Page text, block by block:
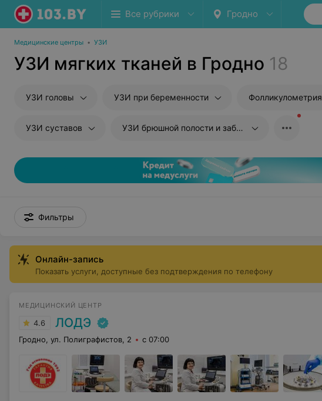
Все рубрики Гродно
Медицинские центры • УЗИ
УЗИ мягких тканей в Гродно 18
УЗИ головы УЗИ при беременности Фолликулометрия
УЗИ суставов УЗИ брюшной полости и забрюшиного пространства
Фильтры
Онлайн-запись
Показать услуги, доступные без подтверждения по телефону
МЕДИЦИНСКИЙ ЦЕНТР
4.6 ЛОДЭ
Гродно, ул. Полиграфистов, 2 с 07:00